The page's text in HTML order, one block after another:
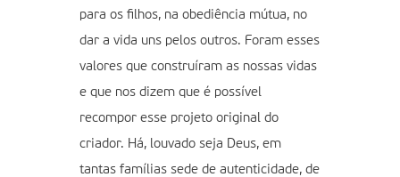
para os filhos, na obediência mútua, no
dar a vida uns pelos outros. Foram esses
valores que construíram as nossas vidas
e que nos dizem que é possível
recompor esse projeto original do
criador. Há, louvado seja Deus, em
tantas famílias sede de autenticidade, de